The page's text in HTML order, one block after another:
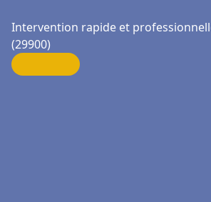
Intervention rapide et
(29900)